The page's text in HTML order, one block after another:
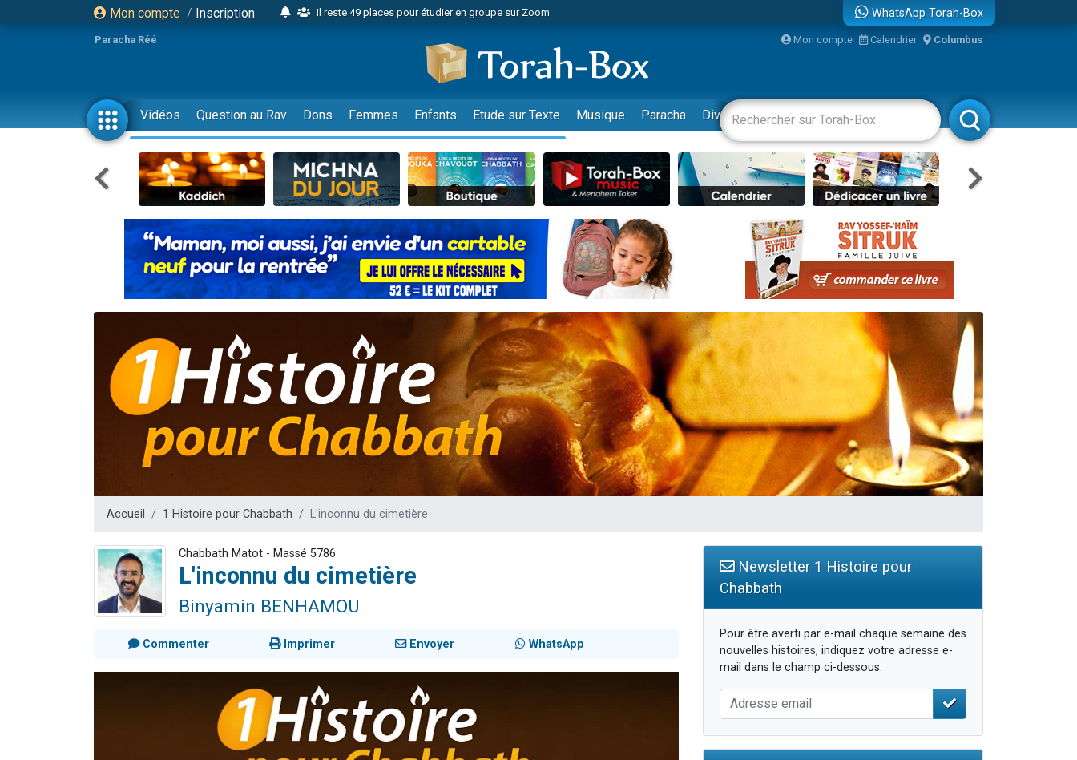
Mon compte / Inscription
Il reste 49 places pour étudier en groupe sur Zoom
2 personnes viennent de nous rejoindre sur WhatsApp
6 personnes viennent de nous rejoindre sur WhatsApp
4 personnes viennent de faire un don pour Reloger Rivka, 6 enfants, victime de violences...
2 personnes viennent de faire un don pour 1 Journée de Vacances Pour les Enfants
17 personnes viennent de demander une bénédiction
4 personnes viennent de nous rejoindre sur WhatsApp
Il reste 49 places pour étudier en groupe sur Zoom
Eva vient de donner son Maasser
4 personnes viennent de nous rejoindre sur WhatsApp
3 personnes viennent de nous rejoindre sur WhatsApp
Odaya vient de donner son Maasser
3 personnes viennent de faire un don pour 5 jours de vacances aux Orphelins
2 personnes viennent de nous rejoindre sur WhatsApp
13 personnes viennent de demander une bénédiction
30 personnes viennent de faire un don pour Sauvez la jambe de Yohan
Il reste 49 places pour étudier en groupe sur Zoom
12 nouvelles musiques dans Torah-Box Music
29 personnes viennent de demander une bénédiction
WhatsApp Torah-Box
Paracha Réé Mon compte Calendrier Columbus
Vidéos Question au Rav Dons Femmes Enfants Etude sur Texte Musique Paracha Divertissements Livres Rabbanim
Accueil 1 Histoire pour Chabbath L'inconnu du cimetière
Chabbath Matot - Massé 5786
L'inconnu du cimetière
Binyamin BENHAMOU
Commenter Imprimer Envoyer WhatsApp
Newsletter 1 Histoire pour
Chabbath
Pour être averti par e-mail chaque semaine des
nouvelles histoires, indiquez votre adresse e-
mail dans le champ ci-dessous.